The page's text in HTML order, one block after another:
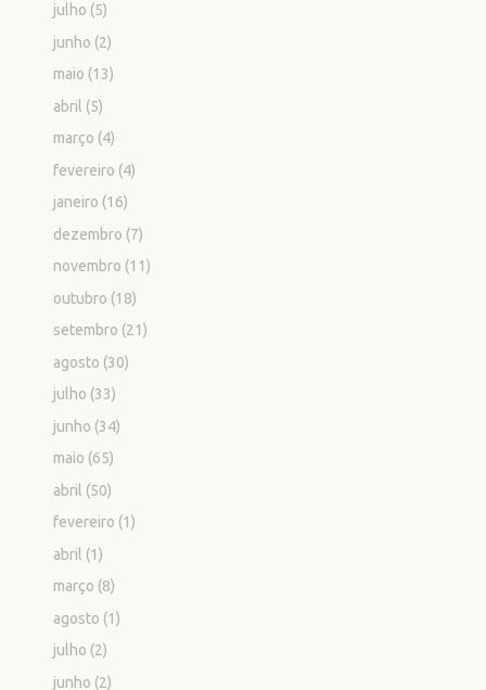
julho (5)
junho (2)
maio (13)
abril (5)
março (4)
fevereiro (4)
janeiro (16)
dezembro (7)
novembro (11)
outubro (18)
setembro (21)
agosto (30)
julho (33)
junho (34)
maio (65)
abril (50)
fevereiro (1)
abril (1)
março (8)
agosto (1)
julho (2)
junho (2)